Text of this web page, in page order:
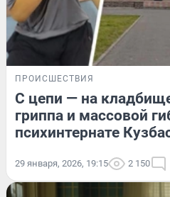
ПРОИСШЕСТВИЯ
С цепи — на
гриппа и массовой
психинтернате
29 января, 2026, 19:15 2 150